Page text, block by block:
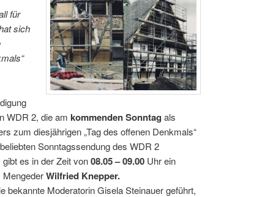
für
sich
WDR 2, die amkommenden Sonntag als
zum diesjährigen „Tag des offenen Denkmals“
Sonntagssendung des WDR 2
gibt es in der Zeit von08.05 – 09.00 Uhr ein
MengederWilfried Knepper.
bekannte Moderatorin Gisela Steinauer geführt,